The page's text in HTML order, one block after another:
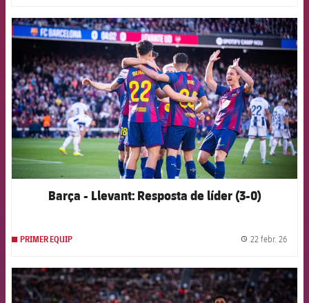
FCB Barcelona badge
Barça - Llevant: Resposta de líder (3-0)
PRIMER EQUIP 22 febr. 26
FCB Barcelona badge